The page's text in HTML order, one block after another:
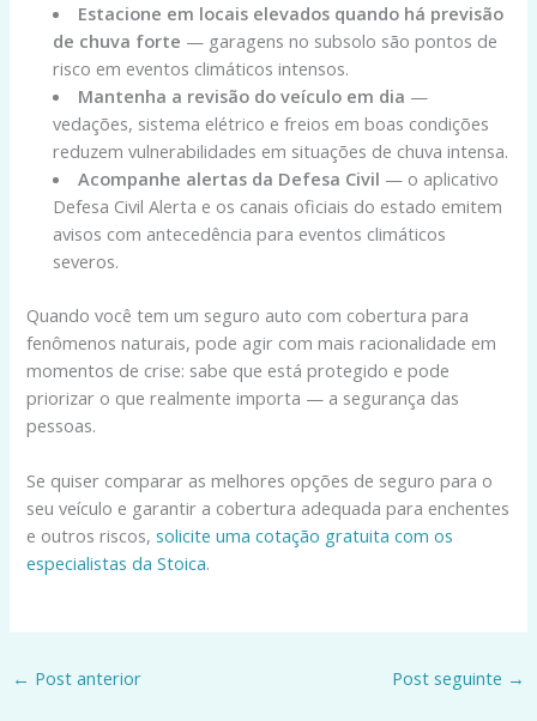
Estacione em locais elevados quando há previsão
de chuva forte — garagens no subsolo são pontos de
risco em eventos climáticos intensos.
Mantenha a revisão do veículo em dia —
vedações, sistema elétrico e freios em boas condições
reduzem vulnerabilidades em situações de chuva intensa.
Acompanhe alertas da Defesa Civil — o aplicativo
Defesa Civil Alerta e os canais oficiais do estado emitem
avisos com antecedência para eventos climáticos
severos.
Quando você tem um seguro auto com cobertura para
fenômenos naturais, pode agir com mais racionalidade em
momentos de crise: sabe que está protegido e pode
priorizar o que realmente importa — a segurança das
pessoas.
Se quiser comparar as melhores opções de seguro para o
seu veículo e garantir a cobertura adequada para enchentes
e outros riscos,solicite uma cotação gratuita com os
especialistas da Stoica.
← Post anterior Post seguinte →